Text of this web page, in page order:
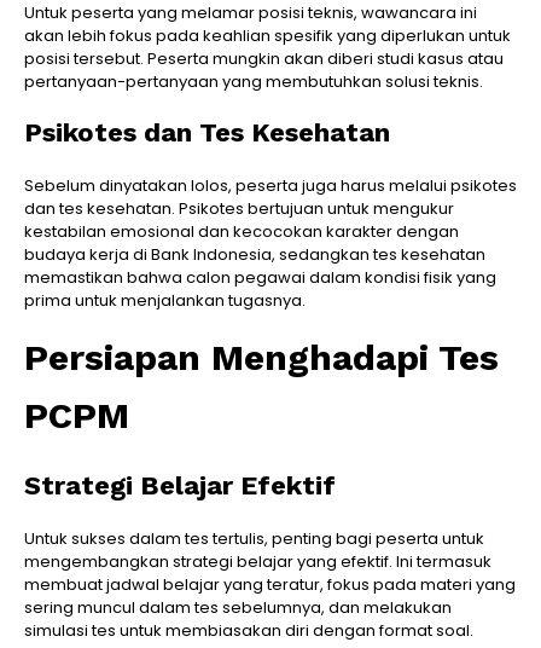
Untuk peserta yang melamar posisi teknis, wawancara ini
akan lebih fokus pada keahlian spesifik yang diperlukan untuk
posisi tersebut. Peserta mungkin akan diberi studi kasus atau
pertanyaan-pertanyaan yang membutuhkan solusi teknis.
Psikotes dan Tes Kesehatan
Sebelum dinyatakan lolos, peserta juga harus melalui psikotes
dan tes kesehatan. Psikotes bertujuan untuk mengukur
kestabilan emosional dan kecocokan karakter dengan
budaya kerja di Bank Indonesia, sedangkan tes kesehatan
memastikan bahwa calon pegawai dalam kondisi fisik yang
prima untuk menjalankan tugasnya.
Persiapan Menghadapi Tes
PCPM
Strategi Belajar Efektif
Untuk sukses dalam tes tertulis, penting bagi peserta untuk
mengembangkan strategi belajar yang efektif. Ini termasuk
membuat jadwal belajar yang teratur, fokus pada materi yang
sering muncul dalam tes sebelumnya, dan melakukan
simulasi tes untuk membiasakan diri dengan format soal.